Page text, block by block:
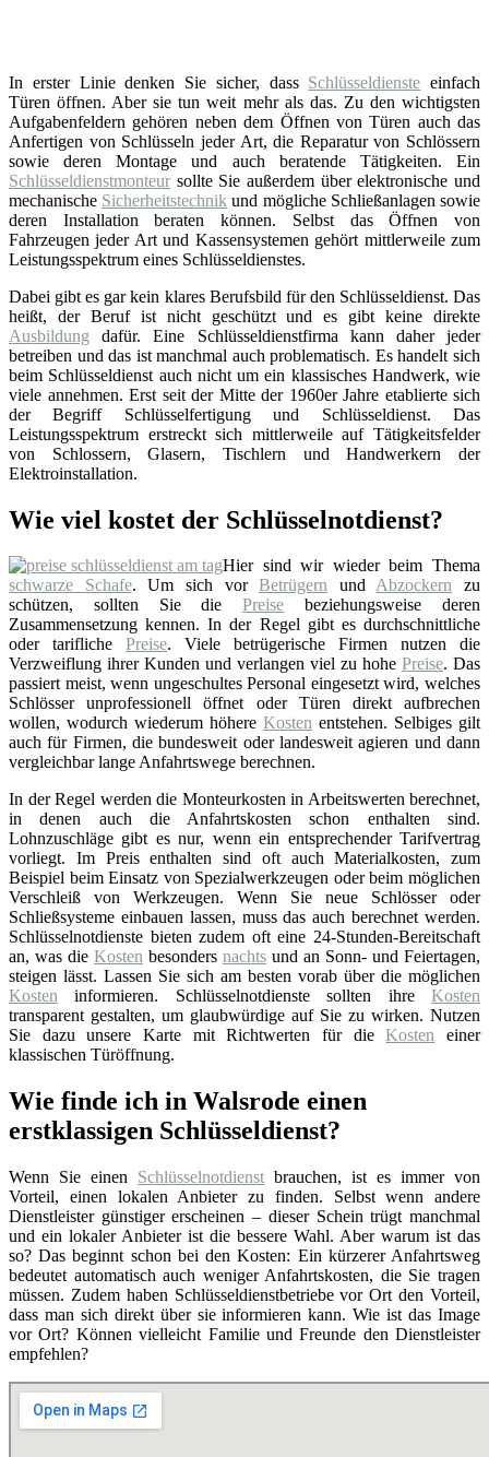
In erster Linie denken Sie sicher, dass Schlüsseldienste einfach
Türen öffnen. Aber sie tun weit mehr als das. Zu den wichtigsten
Aufgabenfeldern gehören neben dem Öffnen von Türen auch das
Anfertigen von Schlüsseln jeder Art, die Reparatur von Schlössern
sowie deren Montage und auch beratende Tätigkeiten. Ein
Schlüsseldienstmonteur sollte Sie außerdem über elektronische und
mechanische Sicherheitstechnik und mögliche Schließanlagen sowie
deren Installation beraten können. Selbst das Öffnen von
Fahrzeugen jeder Art und Kassensystemen gehört mittlerweile zum
Leistungsspektrum eines Schlüsseldienstes.
Dabei gibt es gar kein klares Berufsbild für den Schlüsseldienst. Das
heißt, der Beruf ist nicht geschützt und es gibt keine direkte
Ausbildung dafür. Eine Schlüsseldienstfirma kann daher jeder
betreiben und das ist manchmal auch problematisch. Es handelt sich
beim Schlüsseldienst auch nicht um ein klassisches Handwerk, wie
viele annehmen. Erst seit der Mitte der 1960er Jahre etablierte sich
der Begriff Schlüsselfertigung und Schlüsseldienst. Das
Leistungsspektrum erstreckt sich mittlerweile auf Tätigkeitsfelder
von Schlossern, Glasern, Tischlern und Handwerkern der
Elektroinstallation.
Wie viel kostet der Schlüsselnotdienst?
Hier sind wir wieder beim Thema
schwarze Schafe. Um sich vorBetrügern undAbzockern zu
schützen, sollten Sie diePreise beziehungsweise deren
Zusammensetzung kennen. In der Regel gibt es durchschnittliche
oder tarifliche Preise. Viele betrügerische Firmen nutzen die
Verzweiflung ihrer Kunden und verlangen viel zu hohe Preise. Das
passiert meist, wenn ungeschultes Personal eingesetzt wird, welches
Schlösser unprofessionell öffnet oder Türen direkt aufbrechen
wollen, wodurch wiederum höhere Kosten entstehen. Selbiges gilt
auch für Firmen, die bundesweit oder landesweit agieren und dann
vergleichbar lange Anfahrtswege berechnen.
In der Regel werden die Monteurkosten in Arbeitswerten berechnet,
in denen auch die Anfahrtskosten schon enthalten sind.
Lohnzuschläge gibt es nur, wenn ein entsprechender Tarifvertrag
vorliegt. Im Preis enthalten sind oft auch Materialkosten, zum
Beispiel beim Einsatz von Spezialwerkzeugen oder beim möglichen
Verschleiß von Werkzeugen. Wenn Sie neue Schlösser oder
Schließsysteme einbauen lassen, muss das auch berechnet werden.
Schlüsselnotdienste bieten zudem oft eine 24-Stunden-Bereitschaft
an, was die Kosten besonders nachts und an Sonn- und Feiertagen,
steigen lässt. Lassen Sie sich am besten vorab über die möglichen
Kosten informieren. Schlüsselnotdienste sollten ihre Kosten
transparent gestalten, um glaubwürdige auf Sie zu wirken. Nutzen
Sie dazu unsere Karte mit Richtwerten für dieKosten einer
klassischen Türöffnung.
Wie finde ich in Walsrode einen
erstklassigen Schlüsseldienst?
Wenn Sie einen Schlüsselnotdienst brauchen, ist es immer von
Vorteil, einen lokalen Anbieter zu finden. Selbst wenn andere
Dienstleister günstiger erscheinen – dieser Schein trügt manchmal
und ein lokaler Anbieter ist die bessere Wahl. Aber warum ist das
so? Das beginnt schon bei den Kosten: Ein kürzerer Anfahrtsweg
bedeutet automatisch auch weniger Anfahrtskosten, die Sie tragen
müssen. Zudem haben Schlüsseldienstbetriebe vor Ort den Vorteil,
dass man sich direkt über sie informieren kann. Wie ist das Image
vor Ort? Können vielleicht Familie und Freunde den Dienstleister
empfehlen?